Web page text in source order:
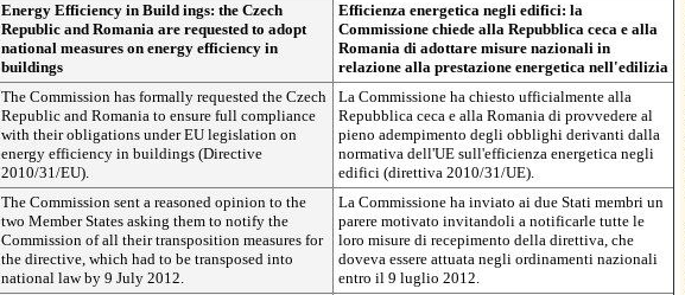
Energy Efficiency in Build ings: the Czech
Republic and Romania are requested to adopt
national measures on energy efficiency in
buildings
Efficienza energetica negli edifici: la
Commissione chiede alla Repubblica ceca e alla
Romania di adottare misure nazionali in
relazione alla prestazione energetica nell'edilizia
The Commission has formally requested the Czech
Republic and Romania to ensure full compliance
with their obligations under EU legislation on
energy efficiency in buildings (Directive
2010/31/EU).
La Commissione ha chiesto ufficialmente alla
Repubblica ceca e alla Romania di provvedere al
pieno adempimento degli obblighi derivanti dalla
normativa dell'UE sull'efficienza energetica negli
edifici (direttiva 2010/31/UE).
The Commission sent a reasoned opinion to the
two Member States asking them to notify the
Commission of all their transposition measures for
the directive, which had to be transposed into
national law by 9 July 2012.
La Commissione ha inviato ai due Stati membri un
parere motivato invitandoli a notificarle tutte le
loro misure di recepimento della direttiva, che
doveva essere attuata negli ordinamenti nazionali
entro il 9 luglio 2012.